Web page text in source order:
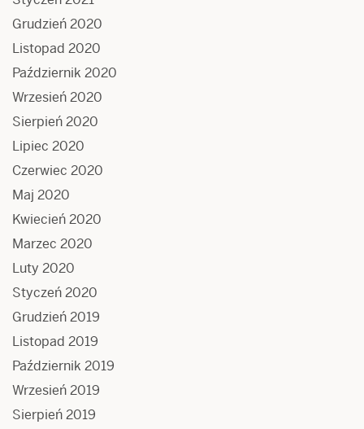
Grudzień 2020
Listopad 2020
Październik 2020
Wrzesień 2020
Sierpień 2020
Lipiec 2020
Czerwiec 2020
Maj 2020
Kwiecień 2020
Marzec 2020
Luty 2020
Styczeń 2020
Grudzień 2019
Listopad 2019
Październik 2019
Wrzesień 2019
Sierpień 2019